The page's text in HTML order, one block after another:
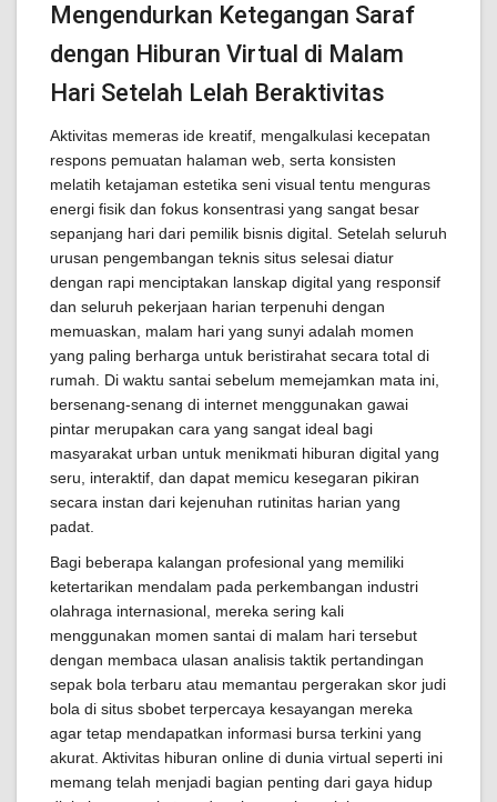
Mengendurkan Ketegangan Saraf
dengan Hiburan Virtual di Malam
Hari Setelah Lelah Beraktivitas
Aktivitas memeras ide kreatif, mengalkulasi kecepatan
respons pemuatan halaman web, serta konsisten
melatih ketajaman estetika seni visual tentu menguras
energi fisik dan fokus konsentrasi yang sangat besar
sepanjang hari dari pemilik bisnis digital. Setelah seluruh
urusan pengembangan teknis situs selesai diatur
dengan rapi menciptakan lanskap digital yang responsif
dan seluruh pekerjaan harian terpenuhi dengan
memuaskan, malam hari yang sunyi adalah momen
yang paling berharga untuk beristirahat secara total di
rumah. Di waktu santai sebelum memejamkan mata ini,
bersenang-senang di internet menggunakan gawai
pintar merupakan cara yang sangat ideal bagi
masyarakat urban untuk menikmati hiburan digital yang
seru, interaktif, dan dapat memicu kesegaran pikiran
secara instan dari kejenuhan rutinitas harian yang
padat.
Bagi beberapa kalangan profesional yang memiliki
ketertarikan mendalam pada perkembangan industri
olahraga internasional, mereka sering kali
menggunakan momen santai di malam hari tersebut
dengan membaca ulasan analisis taktik pertandingan
sepak bola terbaru atau memantau pergerakan skor judi
bola di situs sbobet terpercaya kesayangan mereka
agar tetap mendapatkan informasi bursa terkini yang
akurat. Aktivitas hiburan online di dunia virtual seperti ini
memang telah menjadi bagian penting dari gaya hidup